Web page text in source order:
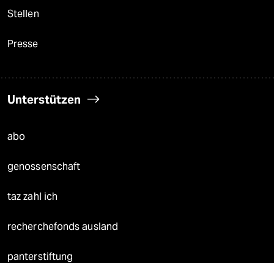
Stellen
Presse
Unterstützen
abo
genossenschaft
taz zahl ich
recherchefonds ausland
panterstiftung